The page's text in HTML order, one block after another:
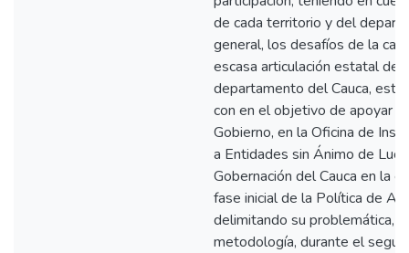
de cada territorio y del
general, los desafíos de la
escasa articulación estatal de
departamento del Cauca,
con en el objetivo de apoyar a
Gobierno, en la Oficina de
a Entidades sin Ánimo de
Gobernación del Cauca en la
fase inicial de la Política de
delimitando su problemática,
metodología, durante el